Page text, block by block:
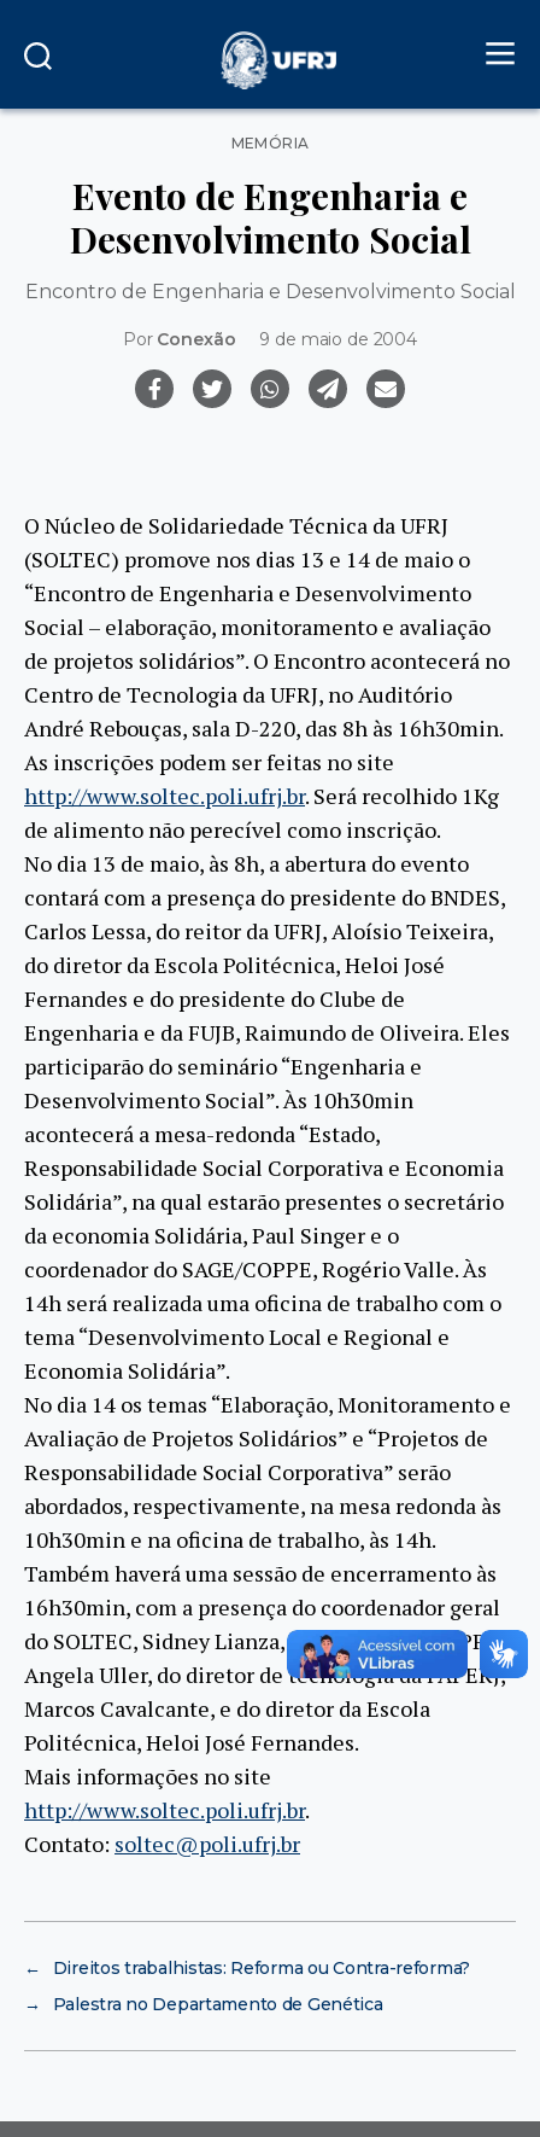
Categorias
MEMÓRIA
Evento de Engenharia e
Desenvolvimento Social
Encontro de Engenharia e Desenvolvimento Social
Por Conexão 9 de maio de 2004
O Núcleo de Solidariedade Técnica da UFRJ
(SOLTEC) promove nos dias 13 e 14 de maio o
“Encontro de Engenharia e Desenvolvimento
Social – elaboração, monitoramento e avaliação
de projetos solidários”. O Encontro acontecerá no
Centro de Tecnologia da UFRJ, no Auditório
André Rebouças, sala D-220, das 8h às 16h30min.
As inscrições podem ser feitas no site
http://www.soltec.poli.ufrj.br. Será recolhido 1Kg
de alimento não perecível como inscrição.
No dia 13 de maio, às 8h, a abertura do evento
contará com a presença do presidente do BNDES,
Carlos Lessa, do reitor da UFRJ, Aloísio Teixeira,
do diretor da Escola Politécnica, Heloi José
Fernandes e do presidente do Clube de
Engenharia e da FUJB, Raimundo de Oliveira. Eles
participarão do seminário “Engenharia e
Desenvolvimento Social”. Às 10h30min
acontecerá a mesa-redonda “Estado,
Responsabilidade Social Corporativa e Economia
Solidária”, na qual estarão presentes o secretário
da economia Solidária, Paul Singer e o
coordenador do SAGE/COPPE, Rogério Valle. Às
14h será realizada uma oficina de trabalho com o
tema “Desenvolvimento Local e Regional e
Economia Solidária”.
No dia 14 os temas “Elaboração, Monitoramento e
Avaliação de Projetos Solidários” e “Projetos de
Responsabilidade Social Corporativa” serão
abordados, respectivamente, na mesa redonda às
10h30min e na oficina de trabalho, às 14h.
Também haverá uma sessão de encerramento às
16h30min, com a presença do coordenador geral
do SOLTEC, Sidney Lianza, da diretora da COPPE,
Angela Uller, do diretor de tecnologia da FAPERJ,
Marcos Cavalcante, e do diretor da Escola
Politécnica, Heloi José Fernandes.
Mais informações no site
http://www.soltec.poli.ufrj.br.
Contato: soltec@poli.ufrj.br
←
Direitos trabalhistas: Reforma ou Contra-reforma?
→
Palestra no Departamento de Genética